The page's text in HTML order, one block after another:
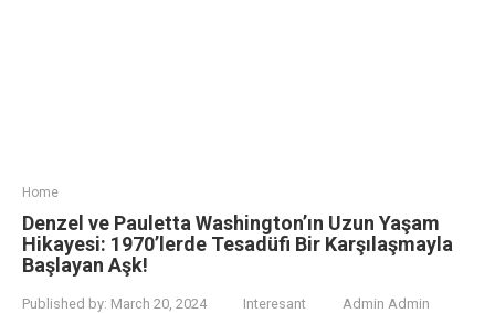
Home
Denzel ve Pauletta Washington’ın Uzun Yaşam
Hikayesi: 1970’lerde Tesadüfi Bir Karşılaşmayla
Başlayan Aşk!
Published by: March 20, 2024 Interesant Admin Admin